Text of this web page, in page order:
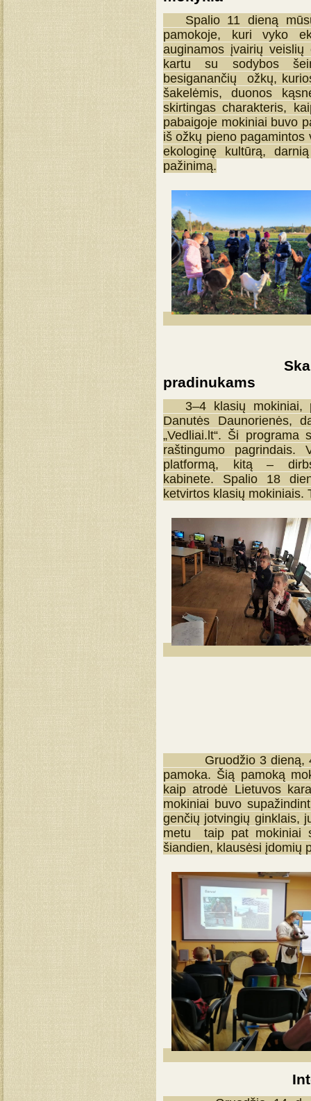
Spalio 11 dieną mūsų
pamokoje, kuri vyko
auginamos įvairių
kartu su sodybos
besiganančių ožkų,
šakelėmis, duonos
skirtingas charakteris,
pabaigoje mokiniai buvo
iš ožkų pieno pagamintos
ekologinę kultūrą,
pažinimą.
pradinukams
3–4 klasių mokiniai,
Danutės Daunorienės,
„Vedliai.lt“. Ši programa
raštingumo pagrindais.
platformą, kitą –
kabinete. Spalio 18
ketvirtos klasių mokiniais.
Gruodžio 3 dieną,
pamoka. Šią pamoką
kaip atrodė Lietuvos
mokiniai buvo
genčių jotvingių ginklais,
metu taip pat mokiniai
šiandien, klausėsi įdomių
Integruota